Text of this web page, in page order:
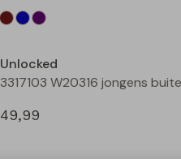
Unlocked
49,99